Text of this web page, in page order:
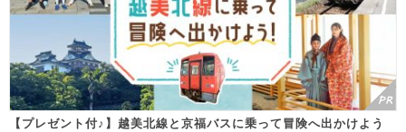
【プレゼント付♪】越美北線と京福バスに乗って冒険へ出かけよう